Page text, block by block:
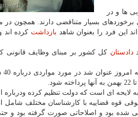
ها و در
بسیار متناقضی دارند. همچون در
این فرد را بعنوان شاهد بازداشت كرده
دادستان كل كشور بر مبنای وظایف قانونی
ای است كه دولت تنظیم كرده
قوه قضاییه با كارشناسان مختلف شامل
شده بود و اصلاحاتی صورت گرفته بود و